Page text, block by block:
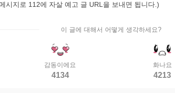
시지로 112에 자살 예고 글 URL을 보내면 됩니다.)
이 글에 대해서 어떻게 생각하세요?
감동이에요
4134
화나요
4213